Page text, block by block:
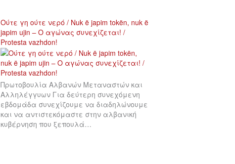
Ούτε γη ούτε νερό / Nuk ë japim tokën, nuk ë
japim ujin – Ο αγώνας συνεχίζεται! /
Protesta vazhdon!
Πρωτοβουλία Αλβανών Μεταναστών και
Αλληλέγγυων Για δεύτερη συνεχόμενη
εβδομάδα συνεχίζουμε να διαδηλώνουμε
και να αντιστεκόμαστε στην αλβανική
κυβέρνηση που ξεπουλά…